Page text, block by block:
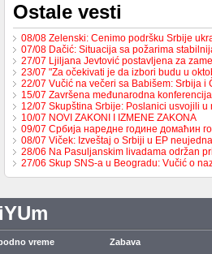
Ostale vesti
08/08 Zelenski: Cenimo podršku Srbije
07/08 Dačić: Situacija sa požarima
27/07 Ljiljana Jevtović postavljena za
23/07 "Za očekivati je da izbori budu u
22/07 Vučić na večeri sa Babišem: Srbija
15/07 Završena međunarodna
12/07 Skupština Srbije: Poslanici usvojili
10/07 NOVI ZAKONI I IZMENE ZAKONA
09/07 Србија наредне године домаћин
08/07 Viček: Izveštaj o Srbiji u EP
28/06 Na Pasuljanskim livadama održan
27/06 Skup SNS-a u Beogradu: Vučić o
vreme Zabava